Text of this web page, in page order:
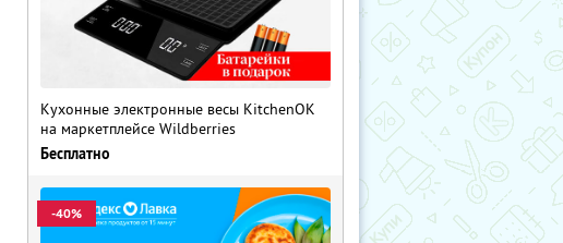
Кухонные электронные весы KitchenOK
на маркетплейсе Wildberries
Бесплатно
-40%